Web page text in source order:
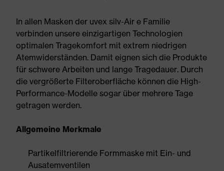
In allen Masken der uvex silv-Air e Familie
verbinden unsere einzigartigen Technologien
optimalen Tragekomfort mit extrem niedrigen
Atemwiderständen. Damit eignen sich die Produkte
für schwere Arbeiten und lange Tragedauer. Durch
die vergrößerte Filteroberfläche können die High-
Performance-Modelle sogar über mehrere Tage
getragen werden.
Allgemeine Merkmale
Partikelfiltrierende Formmaske mit Ein- und
Ausatemventilen